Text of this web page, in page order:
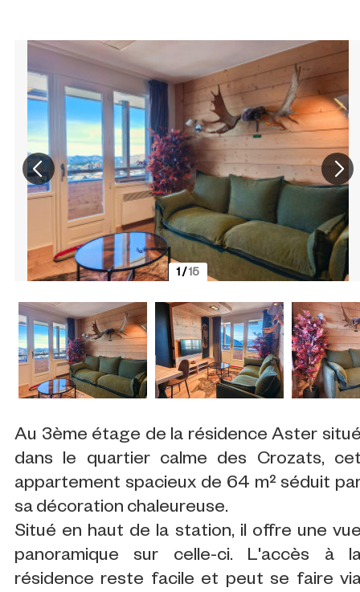
1/15
Au 3ème étage de la résidence Aster
dans le quartier calme des Crozats,
appartement spacieux de 64 m² séduit
sa décoration chaleureuse.
Situé en haut de la station, il offre une
panoramique sur celle-ci. L'accès à
résidence reste facile et peut se faire